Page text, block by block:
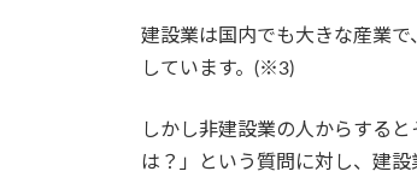
建設業は国内でも大きな産業
しています。(※3)
しかし非建設業の人からする
は？」という質問に対し、建